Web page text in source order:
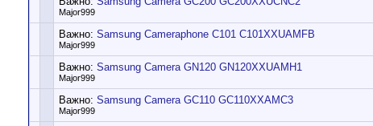
Major999
Важно: Samsung Cameraphone C101 C101XXUAMFB
Major999
Важно: Samsung Camera GN120 GN120XXUAMH1
Major999
Важно: Samsung Camera GC110 GC110XXAMC3
Major999